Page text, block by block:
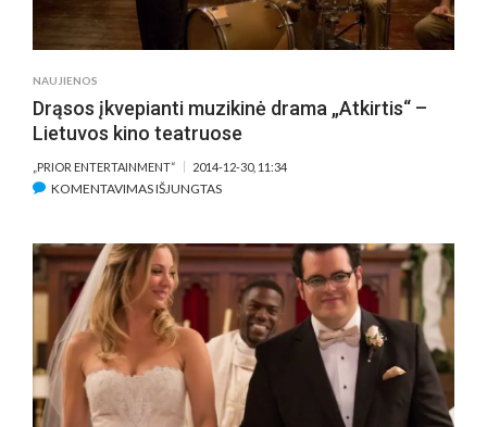
NAUJIENOS
Drąsos įkvepianti muzikinė drama „Atkirtis“ –
Lietuvos kino teatruose
„PRIOR ENTERTAINMENT“ 2014-12-30, 11:34
KOMENTAVIMAS IŠJUNGTASĮRAŠE
MUZIKINĖ
DRAMA
„ATKIRTIS“
–
LIETUVOS
KINO
TEATRUOSE